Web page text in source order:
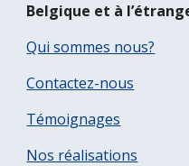
Belgique et à
Qui sommes nous?
Contactez-nous
Témoignages
Nos réalisations